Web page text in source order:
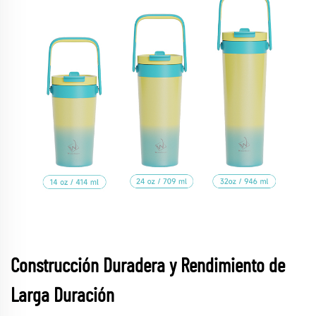
Construcción Duradera y Rendimiento de
Larga Duración